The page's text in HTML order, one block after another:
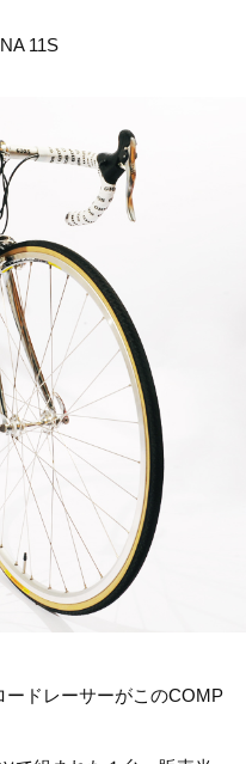
11S
ドレーサーがこのCOMP